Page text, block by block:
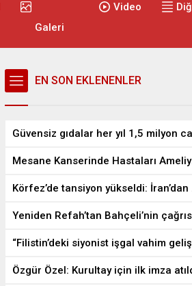
Galeri
Video
EN SON EKLENENLER
Özgür Özel: Kurultay için ilk imza